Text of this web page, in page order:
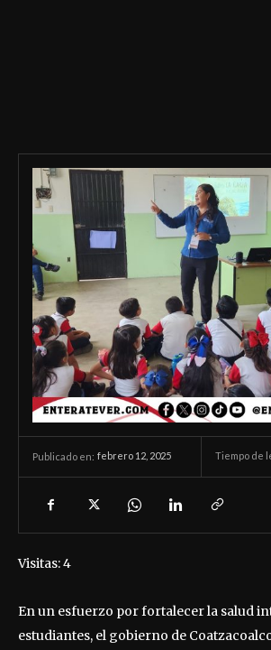
Publicado en: febrero 12, 2025 Tiempo de
Visitas: 4
En un esfuerzo por fortalecer la salud
estudiantes, el gobierno de